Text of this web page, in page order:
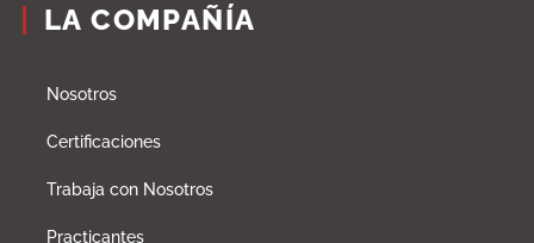
LA COMPAÑÍA
Nosotros
Certificaciones
Trabaja con Nosotros
Practicantes